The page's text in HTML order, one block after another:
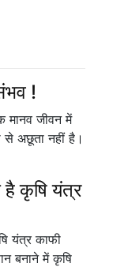
!
मानव जीवन में
से अछूता नहीं है।
है कृषि यंत्र
यंत्र काफी
बनाने में कृषि